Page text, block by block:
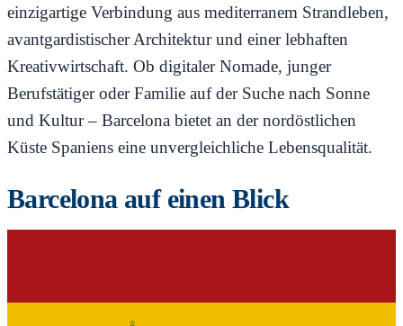
einzigartige Verbindung aus mediterranem Strandleben,
avantgardistischer Architektur und einer lebhaften
Kreativwirtschaft. Ob digitaler Nomade, junger
Berufstätiger oder Familie auf der Suche nach Sonne
und Kultur – Barcelona bietet an der nordöstlichen
Küste Spaniens eine unvergleichliche Lebensqualität.
Barcelona auf einen Blick